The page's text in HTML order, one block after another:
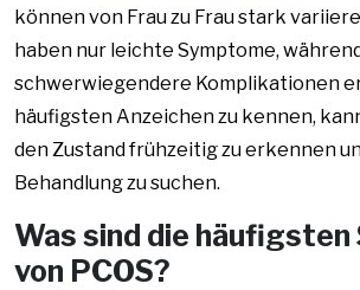
können von Frau zu Frau stark
haben nur leichte Symptome,
schwerwiegendere Komplikationen
häufigsten Anzeichen zu kennen,
den Zustand frühzeitig zu erkennen
Behandlung zu suchen.
Was sind die häufigsten
von PCOS?